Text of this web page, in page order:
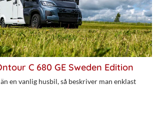
C 680 GE Sweden Edition
en vanlig husbil, så beskriver man enklast